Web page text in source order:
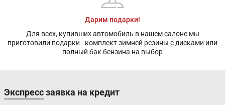
Дарим подарки!
Для всех, купивших автомобиль в нашем салоне мы
приготовили подарки - комплект зимней резины с дисками или
полный бак бензина на выбор
Экспресс заявка на кредит